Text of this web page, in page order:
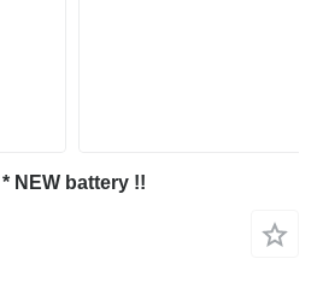
NEW battery !!